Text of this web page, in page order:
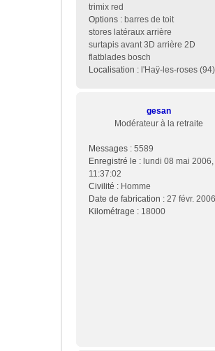
trimix red
Options : barres de toit
stores latéraux arrière
surtapis avant 3D arrière 2D
flatblades bosch
Localisation : l'Haÿ-les-roses (94)
gesan
Modérateur à la retraite
Messages : 5589
Enregistré le : lundi 08 mai 2006,
11:37:02
Civilité : Homme
Date de fabrication : 27 févr. 2006
Kilométrage : 18000